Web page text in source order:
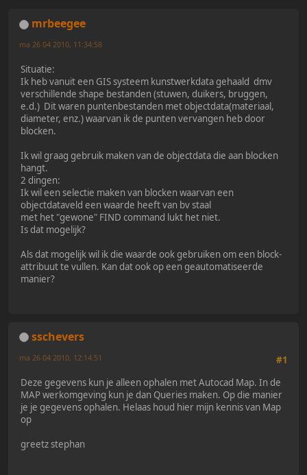
mrbeegee
ma 26 04 2010, 11:34:58
Situatie:
Ik heb vanuit een GIS systeem kunstwerkdata gehaald dmv
verschillende shape bestanden (stuwen, duikers, bruggen,
e.d.) Dit waren puntenbestanden met objectdata(materiaal,
diameter, enz.) waarvan ik de punten vervangen heb door
blocken.
Ik wil graag gebruik maken van de objectdata die aan blocken
hangt.
2 dingen:
Ik wil een selectie maken van blocken waarvan een
objectdataveld een waarde heeft van bv staal
met het "gewone" FIND command lukt het niet.
Is dat mogelijk?
Als dat mogelijk wil ik die waarde ook gebruiken om een block-
attribuut te vullen. Kan dat ook op een geautomatiseerde
manier?
sschevers
#1
ma 26 04 2010, 12:14:51
Deze gegevens kun je alleen ophalen met Autocad Map. In de
MAP werkomgeving kun je dan Queries maken. Op die manier
je je gegevens ophalen. Helaas houd hier mijn kennis van Map
op
greetz stephan